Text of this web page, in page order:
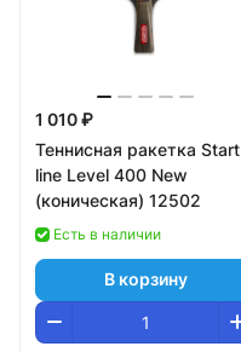
1 010 ₽
Теннисная ракетка Start
line Level 400 New
(коническая) 12502
Есть в наличии
В корзину